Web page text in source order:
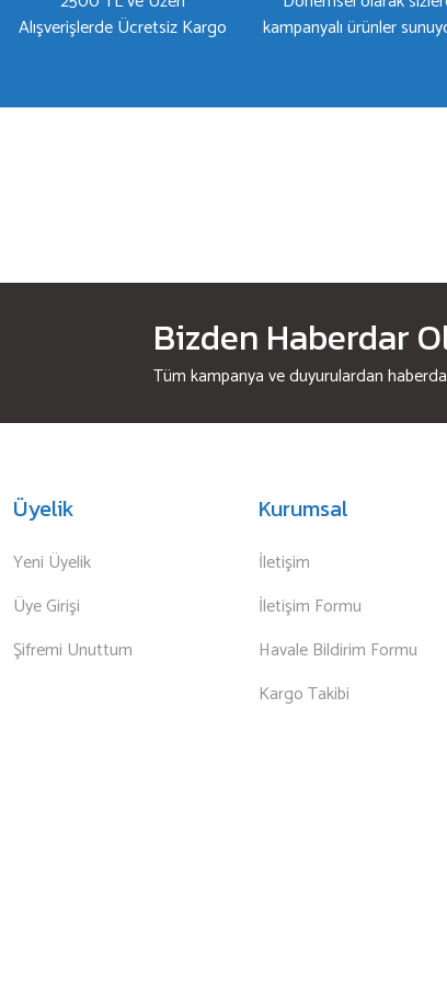
Alışverişlerde Ücretsiz Kargo
kampanyalı ürünler
Bizden Haberdar
Tüm kampanya ve duyurulardan
Üyelik
Yeni Üyelik
Üye Girişi
Şifremi Unuttum
Kurumsal
İletişim
İletişim Formu
Havale Bildirim Formu
Kargo Takibi